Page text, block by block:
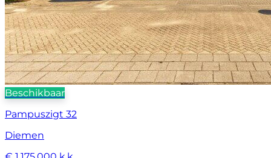
Beschikbaar
Pampuszigt 32
Diemen